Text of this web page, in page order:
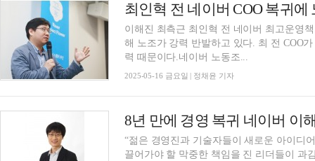
최인혁 전 네이버 COO 복귀에
이해진 최측근 최인혁 전 네이버 최고운영
해 노조가 강력 반발하고 있다. 최 전 COO
력 때문이다.네이버 노동조...
2025-05-16 금요일 | 정채윤 기자
“젊은 경영진과 기술자들이 새로운 아이디
끌어가야 할 막중한 책임을 진 리더들이 과